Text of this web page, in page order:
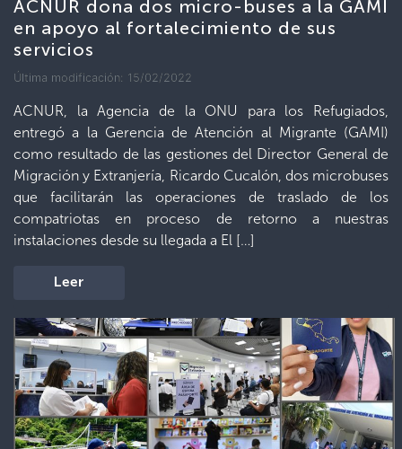
ACNUR dona dos micro-buses a la GAMI
en apoyo al fortalecimiento de sus
servicios
Última modificación: 15/02/2022
ACNUR, la Agencia de la ONU para los Refugiados,
entregó a la Gerencia de Atención al Migrante (GAMI)
como resultado de las gestiones del Director General de
Migración y Extranjería, Ricardo Cucalón, dos microbuses
que facilitarán las operaciones de traslado de los
compatriotas en proceso de retorno a nuestras
instalaciones desde su llegada a El […]
Leer